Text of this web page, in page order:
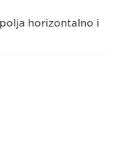
horizontalno i